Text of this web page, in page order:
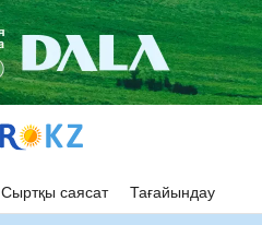
Сыртқы саясат Тағайындау